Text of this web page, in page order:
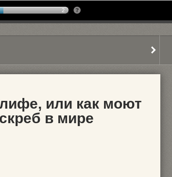
2
или как моют
в мире